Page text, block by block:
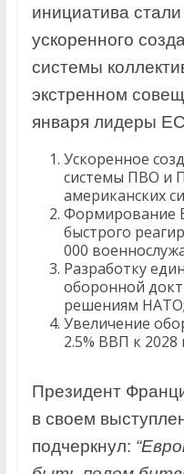
инициатива
ускоренного
системы
экстренном
января лидеры
Ускоренное
системы ПВО и
американских
Формирование
быстрого
000
Разработку
оборонной
решениям НАТО;
Увеличение
2.5% ВВП к 2028
Президент
в своем
подчеркнул: